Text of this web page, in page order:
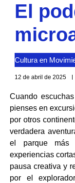
El
Cultura en
12 de abril de 2025
Cuando
pienses en
por otros
verdadera
el parque más
experiencias
pausa creativa y
por el